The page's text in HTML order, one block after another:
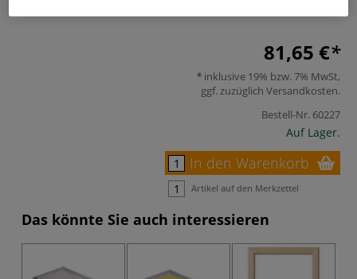
81,65 €
inklusive 19% bzw. 7% MwSt,
ggf. zuzüglich Versandkosten.
Bestell-Nr. 60227
Auf Lager.
In den Warenkorb
Artikel auf den Merkzettel
Das könnte Sie auch interessieren